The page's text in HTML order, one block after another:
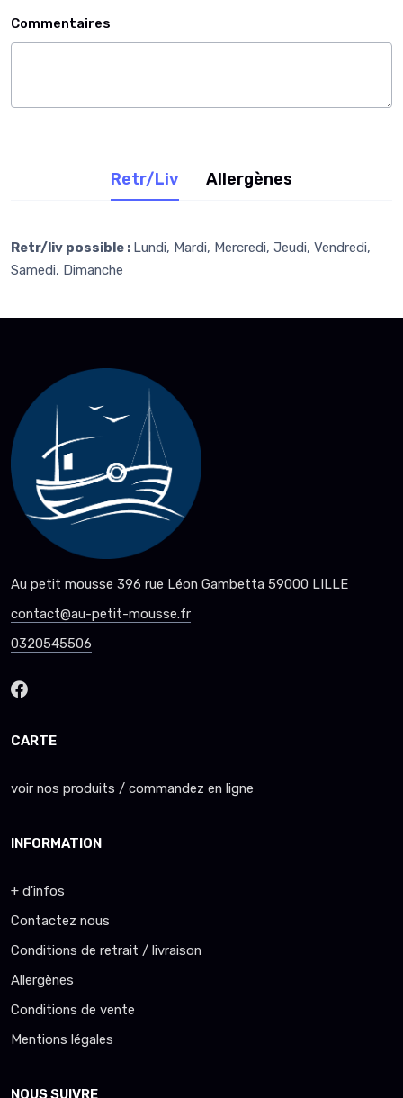
Commentaires
Retr/Liv Allergènes
Retr/liv possible : Lundi, Mardi, Mercredi, Jeudi, Vendredi,
Samedi, Dimanche
Au petit mousse 396 rue Léon Gambetta 59000 LILLE
contact@au-petit-mousse.fr
0320545506
CARTE
voir nos produits / commandez en ligne
INFORMATION
+ d'infos
Contactez nous
Conditions de retrait / livraison
Allergènes
Conditions de vente
Mentions légales
NOUS SUIVRE